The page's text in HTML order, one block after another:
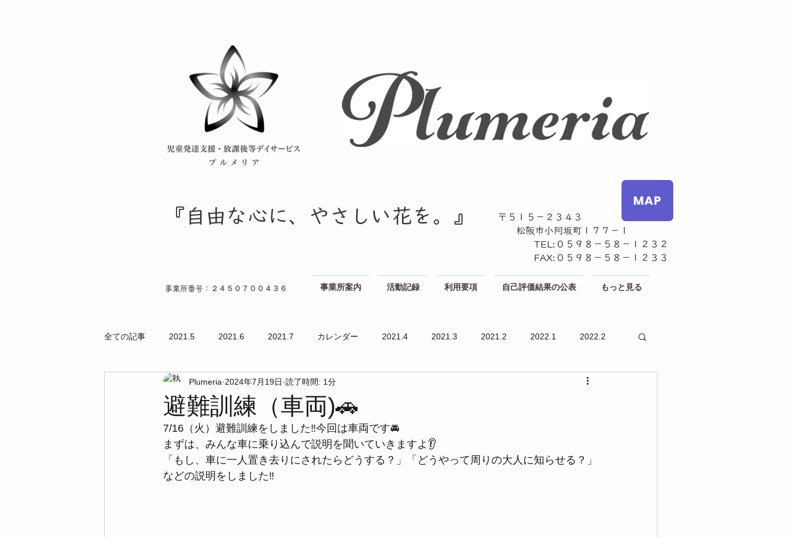
​『自由な心に、やさしい花を。』​
〒５１５－２３４３
松阪市小阿坂町１７７－１
TEL:０５９８－５８－１２３２
​ FAX:０５９８－５８－１２３３
MAP
事業所番号：２４５０７００４３６ 事業所案内 活動記録 利用要項 自己評価結果の公表 もっと見る
全ての記事 2021.5 2021.6 2021.7 カレンダー 2021.4 2021.3 2021.2 2022.1 2022.2
避難訓練（車両)🚗
Plumeria 2024年7月19日 読了時間: 1分
7/16（火）避難訓練をしました‼今回は車両です🚘
まずは、みんな車に乗り込んで説明を聞いていきますよ👂
「もし、車に一人置き去りにされたらどうする？」「どうやって周りの大人に知らせる？」
などの説明をしました‼